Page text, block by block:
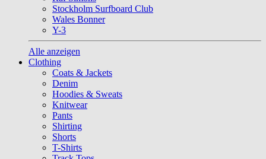
Stockholm Surfboard Club
Wales Bonner
Y-3
Alle anzeigen
Clothing
Coats & Jackets
Denim
Hoodies & Sweats
Knitwear
Pants
Shirting
Shorts
T-Shirts